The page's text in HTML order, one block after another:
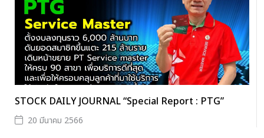
STOCK DAILY JOURNAL “Special Report : PTG”
20 มีนาคม 2566